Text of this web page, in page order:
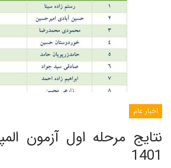
اخبار عام
نتایج مرحله اول آزمون
1401